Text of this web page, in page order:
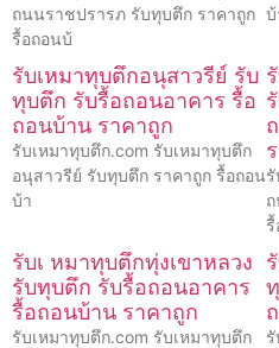
ถนนราชปรารภ รับทุบตึก ราคาถูก
รื้อถอนบ้
รับเหมาทุบตึกอนุสาวรีย์ รับ
ทุบตึก รับรื้อถอนอาคาร รื้อ
ถอนบ้าน ราคาถูก
รับเหมาทุบตึก.com รับเหมาทุบตึก
อนุสาวรีย์ รับทุบตึก ราคาถูก รื้อถอน
บ้า
รื้
รับเ หมาทุบตึกทุ่งเขาหลวง
รับทุบตึก รับรื้อถอนอาคาร
รื้อถอนบ้าน ราคาถูก
รับเหมาทุบตึก.com รับเหมาทุบตึก